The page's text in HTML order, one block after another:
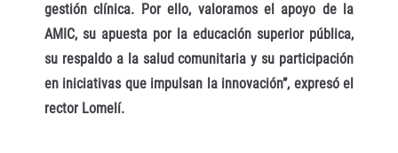
gestión clínica. Por ello, valoramos el apoyo de la
AMIC, su apuesta por la educación superior pública,
su respaldo a la salud comunitaria y su participación
en iniciativas que impulsan la innovación”, expresó el
rector Lomelí.